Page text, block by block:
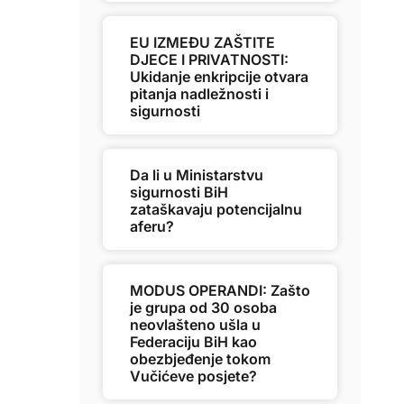
EU IZMEĐU ZAŠTITE
DJECE I PRIVATNOSTI:
Ukidanje enkripcije otvara
pitanja nadležnosti i
sigurnosti
Da li u Ministarstvu
sigurnosti BiH
zataškavaju potencijalnu
aferu?
MODUS OPERANDI: Zašto
je grupa od 30 osoba
neovlašteno ušla u
Federaciju BiH kao
obezbjeđenje tokom
Vučićeve posjete?